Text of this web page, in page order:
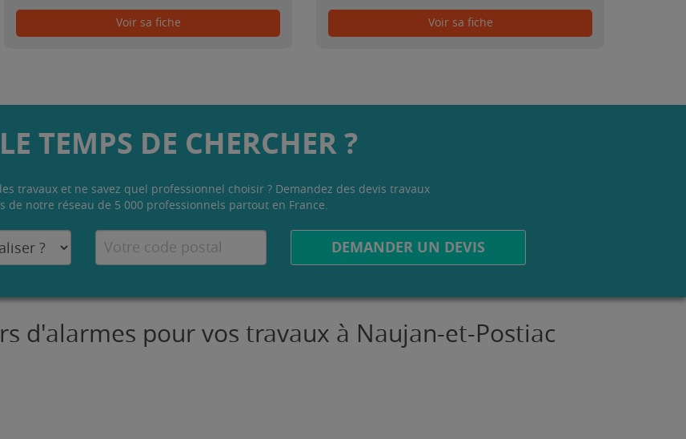
Voir sa fiche Voir sa fiche
TEMPS DE CHERCHER ?
travaux et ne savez quel professionnel choisir ? Demandez des devis travaux
de notre réseau de 5 000 professionnels partout en France.
DEMANDER UN DEVIS
d'alarmes pour vos travaux à Naujan-et-Postiac